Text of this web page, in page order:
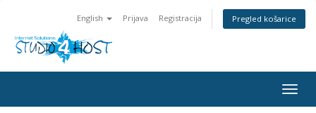
English Prijava Registracija Pregled košarice